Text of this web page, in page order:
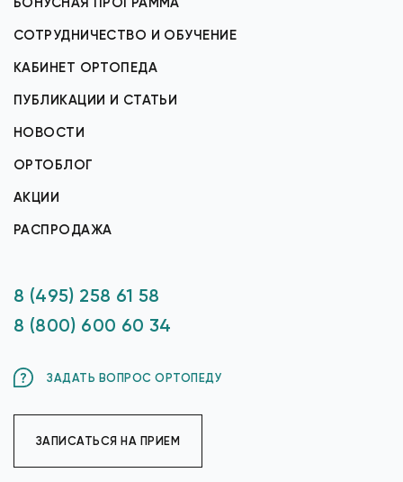
СОТРУДНИЧЕСТВО И ОБУЧЕНИЕ
КАБИНЕТ ОРТОПЕДА
ПУБЛИКАЦИИ И СТАТЬИ
НОВОСТИ
ОРТОБЛОГ
АКЦИИ
РАСПРОДАЖА
8 (495) 258 61 58
8 (800) 600 60 34
ЗАДАТЬ ВОПРОС ОРТОПЕДУ
ЗАПИСАТЬСЯ НА ПРИЕМ